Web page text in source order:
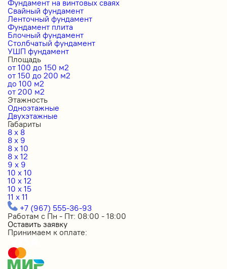
Фундамент на винтовых сваях
Свайный фундамент
Ленточный фундамент
Фундамент плита
Блочный фундамент
Столбчатый фундамент
УШП фундамент
Площадь
от 100 до 150 м2
от 150 до 200 м2
до 100 м2
от 200 м2
Этажность
Одноэтажные
Двухэтажные
Габариты
8 x 8
8 x 9
8 x 10
8 x 12
9 x 9
10 x 10
10 x 12
10 x 15
11 x 11
+7 (967) 555-36-93
Работам с Пн - Пт: 08:00 - 18:00
Оставить заявку
Принимаем к оплате: